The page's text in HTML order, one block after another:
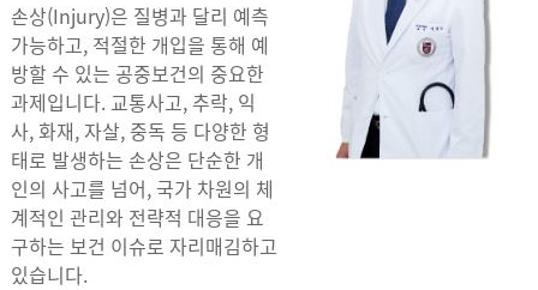
손상(Injury)은 질병과 달리 예측
가능하고, 적절한 개입을 통해 예
방할 수 있는 공중보건의 중요한
과제입니다. 교통사고, 추락, 익
사, 화재, 자살, 중독 등 다양한 형
태로 발생하는 손상은 단순한 개
인의 사고를 넘어, 국가 차원의 체
계적인 관리와 전략적 대응을 요
구하는 보건 이슈로 자리매김하고
있습니다.